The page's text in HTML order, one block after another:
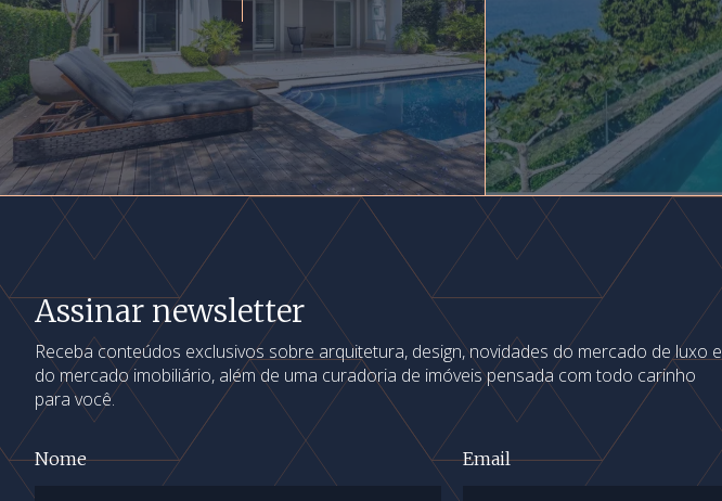
Assinar newsletter
Receba conteúdos exclusivos sobre arquitetura, design, novidades do mercado de luxo e
do mercado imobiliário, além de uma curadoria de imóveis pensada com todo carinho
para você.
Nome Email